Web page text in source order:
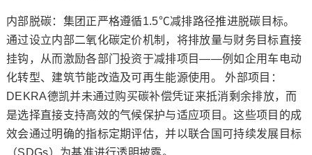
内部脱碳：集团正严格遵循1.5℃减排路径推进脱碳目标。
通过设立内部二氧化碳定价机制，将排放量与财务目标直接
挂钩，从而激励各部门投资于减排项目——例如企用车电动
化转型、建筑节能改造及可再生能源使用。 外部项目：
DEKRA德凯并未通过购买碳补偿凭证来抵消剩余排放，而
是选择直接支持高效的气候保护与适应项目。这些项目的成
效会通过明确的指标定期评估，并以联合国可持续发展目标